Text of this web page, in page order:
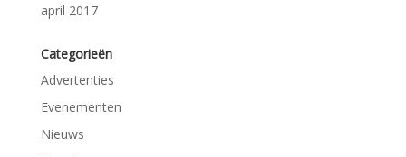
april 2017
Categorieën
Advertenties
Evenementen
Nieuws